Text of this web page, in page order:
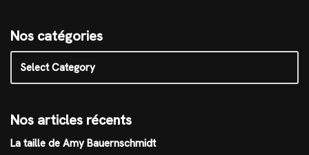
Nos catégories
Nos articles récents
La taille de Amy Bauernschmidt